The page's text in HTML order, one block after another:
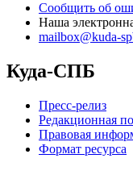
Сообщить об
Наша
mailbox@kuda-
Куда-СПБ
Пресс-релиз
Редакционная
Правовая
Формат ресурса